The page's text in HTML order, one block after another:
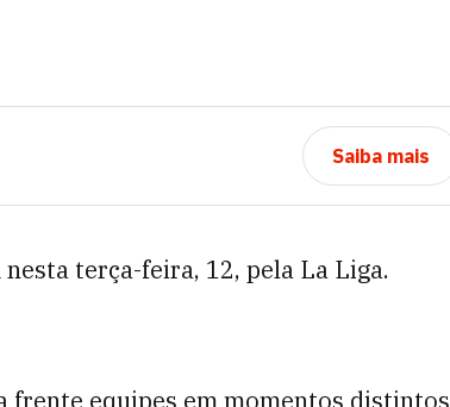
Saiba mais
terça-feira, 12, pela La Liga.
frente equipes em momentos distintos